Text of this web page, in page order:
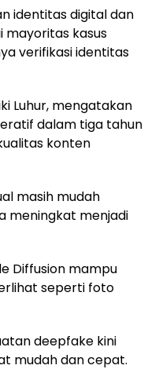
identitas digital dan
mayoritas kasus
verifikasi identitas
Luhur, mengatakan
dalam tiga tahun
konten
masih mudah
meningkat menjadi
Diffusion mampu
seperti foto
deepfake kini
mudah dan cepat.